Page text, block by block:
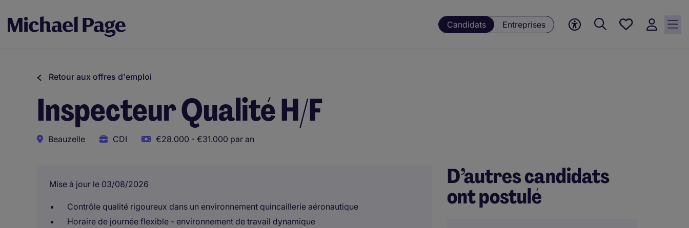
Candidats Entreprises
Mes offres, 0
Retour aux offres d'emploi
Inspecteur Qualité H/F
Beauzelle CDI €28.000 - €31.000 par an
Mise à jour le 03/08/2026
Contrôle qualité rigoureux dans un environnement quincaillerie aéronautique
Horaire de journée flexible - environnement de travail dynamique
D’autres candidats
ont postulé